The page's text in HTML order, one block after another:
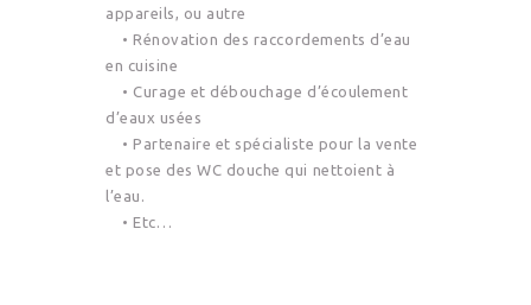
appareils, ou autre
• Rénovation des raccordements d’eau
en cuisine
• Curage et débouchage d’écoulement
d’eaux usées
• Partenaire et spécialiste pour la vente
et pose des WC douche qui nettoient à
l’eau.
• Etc…